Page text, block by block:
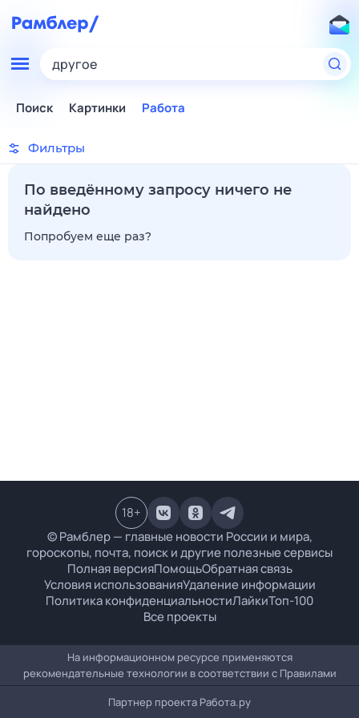
другое
Поиск Картинки Работа
Фильтры
По введённому запросу ничего не
найдено
Попробуем еще раз?
© Рамблер — главные новости России и мира,
гороскопы, почта, поиск и другие полезные сервисы
Полная версияПомощьОбратная связь
Условия использованияУдаление информации
Политика конфиденциальностиЛайкиТоп-100
Все проекты
18+
На информационном ресурсе применяются
рекомендательные технологии в соответствии с Правилами
Партнер проекта Работа.ру